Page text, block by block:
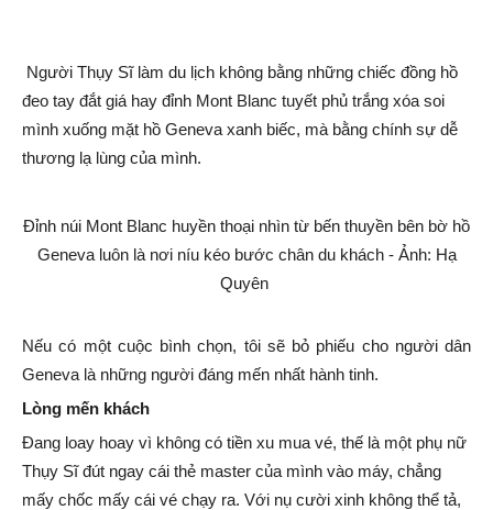
Người Thụy Sĩ làm du lịch không bằng những chiếc đồng hồ
đeo tay đắt giá hay đỉnh Mont Blanc tuyết phủ trắng xóa soi
mình xuống mặt hồ Geneva xanh biếc, mà bằng chính sự dễ
thương lạ lùng của mình.
Đỉnh núi Mont Blanc huyền thoại nhìn từ bến thuyền bên bờ hồ
Geneva luôn là nơi níu kéo bước chân du khách - Ảnh: Hạ
Quyên
Nếu có một cuộc bình chọn, tôi sẽ bỏ phiếu cho người dân
Geneva là những người đáng mến nhất hành tinh.
Lòng mến khách
Đang loay hoay vì không có tiền xu mua vé, thế là một phụ nữ
Thụy Sĩ đút ngay cái thẻ master của mình vào máy, chẳng
mấy chốc mấy cái vé chạy ra. Với nụ cười xinh không thể tả,